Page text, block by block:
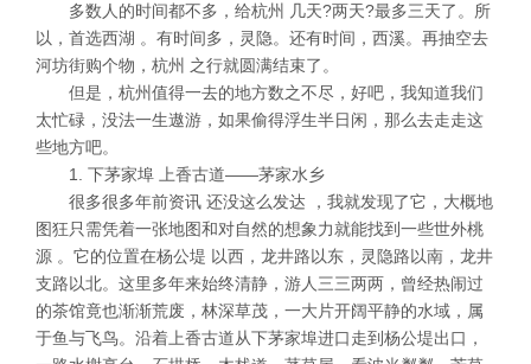
多数人的时间都不多，给杭州 几天?两天?最多三天了。所
以，首选西湖 。有时间多，灵隐。还有时间，西溪。再抽空去
河坊街购个物，杭州 之行就圆满结束了。
但是，杭州值得一去的地方数之不尽，好吧，我知道我们
太忙碌，没法一生遨游，如果偷得浮生半日闲，那么去走走这
些地方吧。
1. 下茅家埠 上香古道——茅家水乡
很多很多年前资讯 还没这么发达 ，我就发现了它，大概地
图狂只需凭着一张地图和对自然的想象力就能找到一些世外桃
源 。它的位置在杨公堤 以西，龙井路以东，灵隐路以南，龙井
支路以北。这里多年来始终清静，游人三三两两，曾经热闹过
的茶馆竟也渐渐荒废，林深草茂，一大片开阔平静的水域，属
于鱼与飞鸟。沿着上香古道从下茅家埠进口走到杨公堤出口，